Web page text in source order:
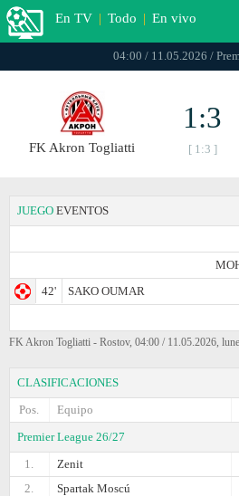
En TV | Todo | En vivo
04:00 / 11.05.2026 /
FK Akron Togliatti
1:3
[ 1:3 ]
JUEGO EVENTOS
42'
SAKO OUMAR
FK Akron Togliatti - Rostov, 04:00 / 11.05.2026,
CLASIFICACIONES
Pos.
Equipo
Premier League 26/27
1.
Zenit
2.
Spartak Moscú